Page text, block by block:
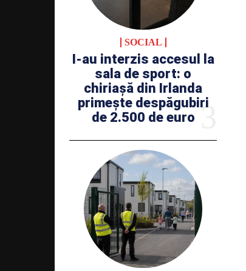
SOCIAL
I-au interzis accesul la
sala de sport: o
chiriașă din Irlanda
primește despăgubiri
de 2.500 de euro